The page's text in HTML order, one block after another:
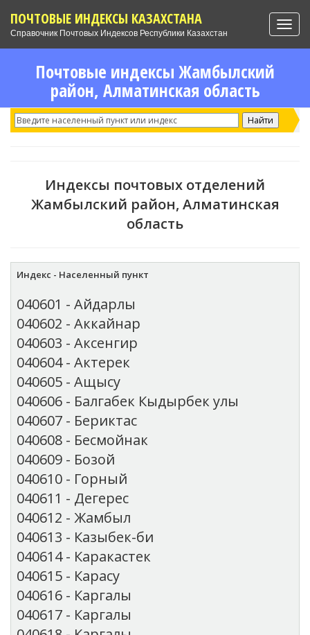
ПОЧТОВЫЕ ИНДЕКСЫ КАЗАХСТАНА
Справочник Почтовых Индексов Республики Казахстан
Почтовые индексы Жамбылский
район, Алматинская область
Индексы почтовых отделений
Жамбылский район, Алматинская
область
Индекс - Населенный пункт
040601 - Айдарлы
040602 - Аккайнар
040603 - Аксенгир
040604 - Актерек
040605 - Ащысу
040606 - Балгабек Кыдырбек улы
040607 - Бериктас
040608 - Бесмойнак
040609 - Бозой
040610 - Горный
040611 - Дегерес
040612 - Жамбыл
040613 - Казыбек-би
040614 - Каракастек
040615 - Карасу
040616 - Каргалы
040617 - Каргалы